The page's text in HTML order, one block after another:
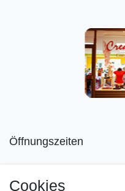
Öffnungszeiten
Cookies